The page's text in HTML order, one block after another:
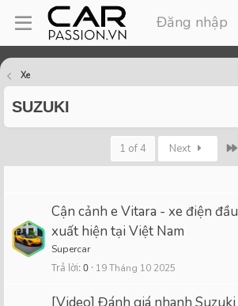
Đăng nhập
Xe
SUZUKI
1 of 4 Next
Cận cảnh e Vitara - xe điện
xuất hiện tại Việt Nam
Supercar
Trả lời 0 19 Tháng 10 2025